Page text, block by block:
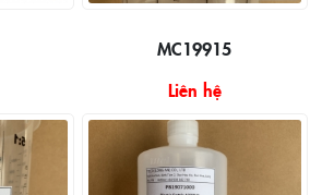
MC19915
Liên hệ